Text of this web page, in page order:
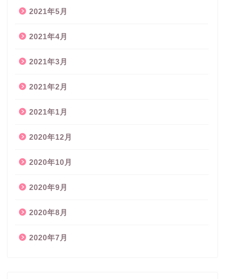
2021年5月
2021年4月
2021年3月
2021年2月
2021年1月
2020年12月
2020年10月
2020年9月
2020年8月
2020年7月